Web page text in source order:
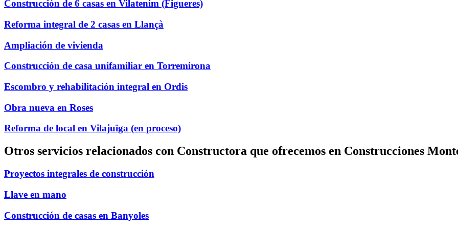
Construcción de 6 casas en Vilatenim (Figueres)
Reforma integral de 2 casas en Llançà
Ampliación de vivienda
Construcción de casa unifamiliar en Torremirona
Escombro y rehabilitación integral en Ordis
Obra nueva en Roses
Reforma de local en Vilajuïga (en proceso)
Otros servicios relacionados con Constructora que ofrecemos en Construcciones
Proyectos integrales de construcción
Llave en mano
Construcción de casas en Banyoles